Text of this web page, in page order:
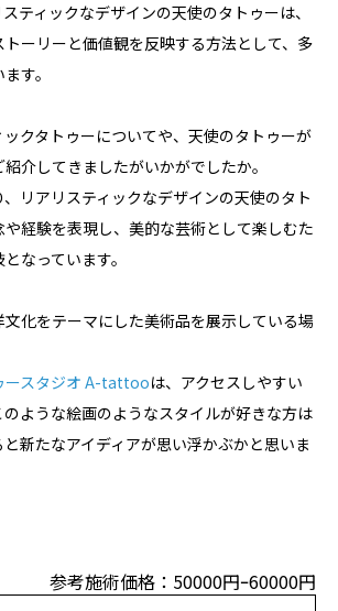
ティックなデザインの天使のタトゥーは、
ーリーと価値観を反映する方法として、多
す。
クタトゥーについてや、天使のタトゥーが
介してきましたがいかがでしたか。
リアリスティックなデザインの天使のタト
経験を表現し、美的な芸術として楽しむた
なっています。
化をテーマにした美術品を展示している場
ースタジオ A-tattooは、アクセスしやすい
ような絵画のようなスタイルが好きな方は
新たなアイディアが思い浮かぶかと思いま
参考施術価格：50000円ｰ60000円